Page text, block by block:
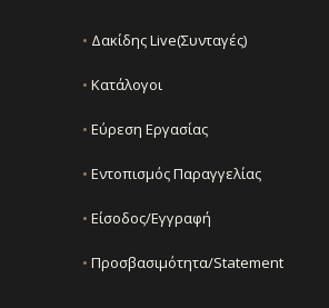
• Δακίδης Live(Συνταγές)
• Κατάλογοι
• Εύρεση Εργασίας
• Εντοπισμός Παραγγελίας
• Είσοδος/Εγγραφή
• Προσβασιμότητα/Statement